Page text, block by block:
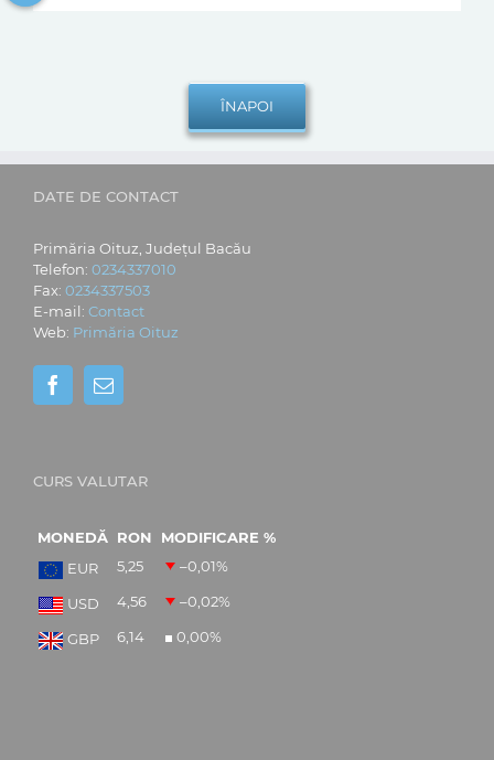
DATE DE CONTACT
Primăria Oituz, Județul Bacău
Telefon: 0234337010
Fax: 0234337503
E-mail: Contact
Web: Primăria Oituz
CURS VALUTAR
MONEDĂ RON
MODIFICARE %
EUR
5,25 –0,01%
USD 4,56 –0,02%
GBP 6,14 0,00%